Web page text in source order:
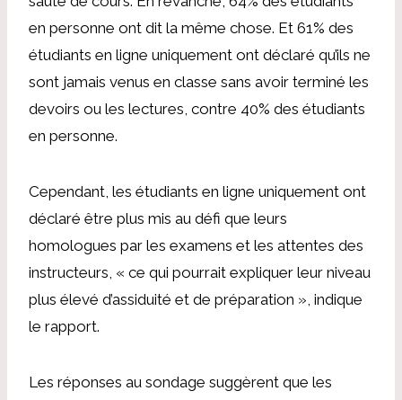
en personne ont dit la même chose. Et 61% des
étudiants en ligne uniquement ont déclaré qu’ils ne
sont jamais venus en classe sans avoir terminé les
devoirs ou les lectures, contre 40% des étudiants
en personne.
Cependant, les étudiants en ligne uniquement ont
déclaré être plus mis au défi que leurs
homologues par les examens et les attentes des
instructeurs, « ce qui pourrait expliquer leur niveau
plus élevé d’assiduité et de préparation », indique
le rapport.
Les réponses au sondage suggèrent que les